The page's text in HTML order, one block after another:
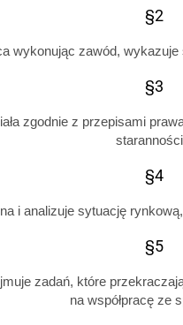
§2
wykonując zawód,
§3
zgodnie z przepisami
§4
i analizuje sytuację
§5
zadań, które
na współpracę ze